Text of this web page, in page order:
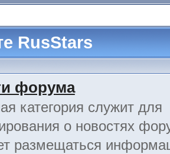
RusStars
форума
категория служит для
о новостях
размещаться